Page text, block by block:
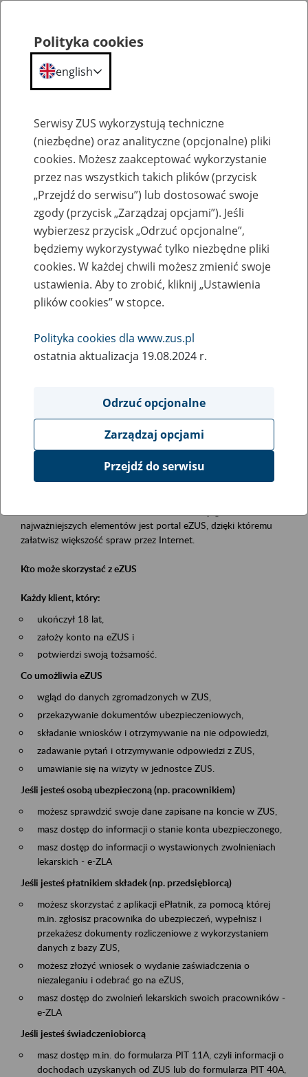
Szkolenia
Zaproś ZUS do siebie - zakładanie profili
eZUS w siedzibie Twojej firmy
Rodzaj wydarzenia
Szkolenia
obsługa klientów
Event description
Platforma Usług Elektronicznych eZUS
najważniejszych elementów jest portal eZUS, dzięki któremu
załatwisz większość spraw przez Internet.
Kto może skorzystać z eZUS
Każdy klient, który:
ukończył 18 lat,
założy konto na eZUS i
potwierdzi swoją tożsamość.
Co umożliwia eZUS
wgląd do danych zgromadzonych w ZUS,
przekazywanie dokumentów ubezpieczeniowych,
składanie wniosków i otrzymywanie na nie odpowiedzi,
zadawanie pytań i otrzymywanie odpowiedzi z ZUS,
umawianie się na wizyty w jednostce ZUS.
Jeśli jesteś osobą ubezpieczoną (np. pracownikiem)
możesz sprawdzić swoje dane zapisane na koncie w ZUS,
masz dostęp do informacji o stanie konta ubezpieczonego,
masz dostęp do informacji o wystawionych zwolnieniach
lekarskich - e-ZLA
Jeśli jesteś płatnikiem składek (np. przedsiębiorcą)
możesz skorzystać z aplikacji ePłatnik, za pomocą której
m.in. zgłosisz pracownika do ubezpieczeń, wypełnisz i
przekażesz dokumenty rozliczeniowe z wykorzystaniem
danych z bazy ZUS,
możesz złożyć wniosek o wydanie zaświadczenia o
niezaleganiu i odebrać go na eZUS,
masz dostęp do zwolnień lekarskich swoich pracowników -
e-ZLA
Jeśli jesteś świadczeniobiorcą
masz dostęp m.in. do formularza PIT 11A, czyli informacji o
dochodach uzyskanych od ZUS lub do formularza PIT 40A,
Polityka cookies
english
Serwisy ZUS wykorzystują techniczne
(niezbędne) oraz analityczne (opcjonalne) pliki
cookies. Możesz zaakceptować wykorzystanie
przez nas wszystkich takich plików (przycisk
„Przejdź do serwisu”) lub dostosować swoje
zgody (przycisk „Zarządzaj opcjami”). Jeśli
wybierzesz przycisk „Odrzuć opcjonalne”,
będziemy wykorzystywać tylko niezbędne pliki
cookies. W każdej chwili możesz zmienić swoje
ustawienia. Aby to zrobić, kliknij „Ustawienia
plików cookies” w stopce.
Polityka cookies dla www.zus.pl
ostatnia aktualizacja 19.08.2024 r.
Odrzuć opcjonalne
Zarządzaj opcjami
Przejdź do serwisu